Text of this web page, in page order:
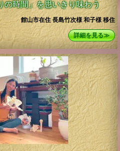
の時間」を思いきり味わう
館山市在住 長島竹次様 和子様 移住
詳細を見る≫